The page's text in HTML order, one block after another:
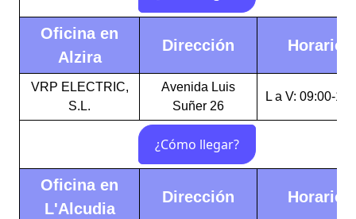
Oficina en
Alzira
Dirección Horario
VRP ELECTRIC,
S.L.
Avenida Luis
Suñer 26
L a V: 09:00-
Oficina en
L'Alcudia
Dirección Horario